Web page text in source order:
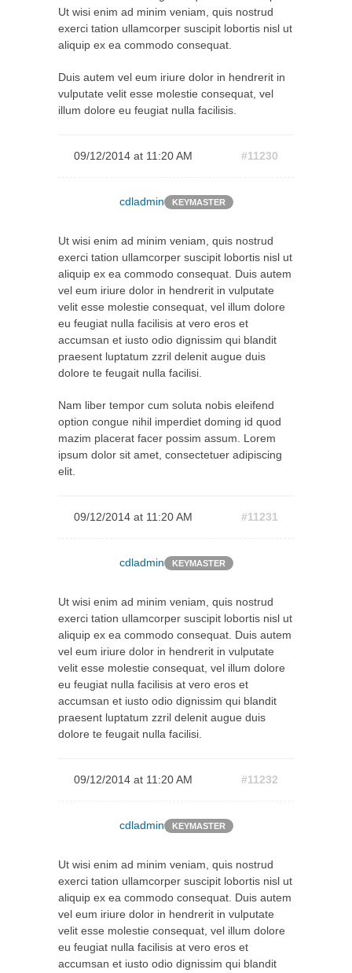
Ut wisi enim ad minim veniam, quis nostrud
exerci tation ullamcorper suscipit lobortis nisl ut
aliquip ex ea commodo consequat.
Duis autem vel eum iriure dolor in hendrerit in
vulputate velit esse molestie consequat, vel
illum dolore eu feugiat nulla facilisis.
09/12/2014 at 11:20 AM #11230
cdladmin KEYMASTER
Ut wisi enim ad minim veniam, quis nostrud
exerci tation ullamcorper suscipit lobortis nisl ut
aliquip ex ea commodo consequat. Duis autem
vel eum iriure dolor in hendrerit in vulputate
velit esse molestie consequat, vel illum dolore
eu feugiat nulla facilisis at vero eros et
accumsan et iusto odio dignissim qui blandit
praesent luptatum zzril delenit augue duis
dolore te feugait nulla facilisi.
Nam liber tempor cum soluta nobis eleifend
option congue nihil imperdiet doming id quod
mazim placerat facer possim assum. Lorem
ipsum dolor sit amet, consectetuer adipiscing
elit.
09/12/2014 at 11:20 AM #11231
cdladmin KEYMASTER
Ut wisi enim ad minim veniam, quis nostrud
exerci tation ullamcorper suscipit lobortis nisl ut
aliquip ex ea commodo consequat. Duis autem
vel eum iriure dolor in hendrerit in vulputate
velit esse molestie consequat, vel illum dolore
eu feugiat nulla facilisis at vero eros et
accumsan et iusto odio dignissim qui blandit
praesent luptatum zzril delenit augue duis
dolore te feugait nulla facilisi.
09/12/2014 at 11:20 AM #11232
cdladmin KEYMASTER
Ut wisi enim ad minim veniam, quis nostrud
exerci tation ullamcorper suscipit lobortis nisl ut
aliquip ex ea commodo consequat. Duis autem
vel eum iriure dolor in hendrerit in vulputate
velit esse molestie consequat, vel illum dolore
eu feugiat nulla facilisis at vero eros et
accumsan et iusto odio dignissim qui blandit